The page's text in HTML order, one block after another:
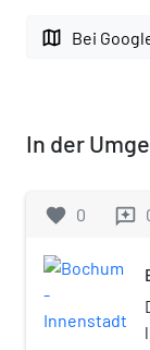
map Bei
In der
favorite 0 reviews